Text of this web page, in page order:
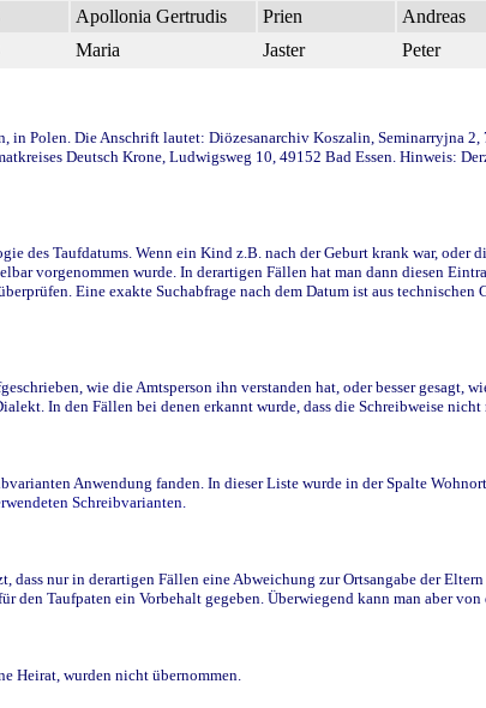
Apollonia Gertrudis Prien Andreas
Maria Jaster Peter
Polen. Die Anschrift lautet: Diözesanarchiv Koszalin, Seminarryjna
Deutsch Krone, Ludwigsweg 10, 49152 Bad Essen. Hinweis:
des Taufdatums. Wenn ein Kind z.B. nach der Geburt krank war, oder
vorgenommen wurde. In derartigen Fällen hat man dann diesen
Eine exakte Suchabfrage nach dem Datum ist aus
wie die Amtsperson ihn verstanden hat, oder besser gesagt,
In den Fällen bei denen erkannt wurde, dass die Schreibweise
Anwendung fanden. In dieser Liste wurde in der Spalte
Schreibvarianten.
nur in derartigen Fällen eine Abweichung zur Ortsangabe der
Taufpaten ein Vorbehalt gegeben. Überwiegend kann man aber
Heirat, wurden nicht übernommen.